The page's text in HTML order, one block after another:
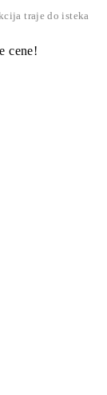
traje do isteka
cene!